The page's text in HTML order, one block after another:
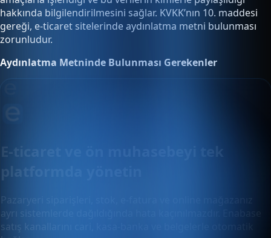
hakkında bilgilendirilmesini sağlar. KVKK’nın 10. maddesi
gereği, e-ticaret sitelerinde aydınlatma metni bulunması
zorunludur.
Aydınlatma Metninde Bulunması Gerekenler
E-ticaret ve ön muhasebeyi tek
platformda yönetin
Pazaryeri siparişleri, stok, e-fatura ve online mağazanız
ayrı sistemlerde dağıldığında hata kaçınılmazdır. Enabase
satış kanallarını cari, kasa-banka ve belgelerle otomatik